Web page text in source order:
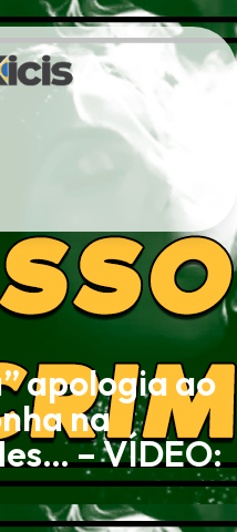
apologia ao
na
– VÍDEO: